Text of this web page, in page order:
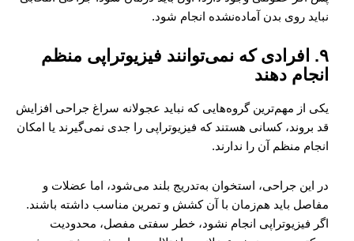
نباید روی بدن آماده‌نشده انجام شود.
۹. افرادی که نمی‌توانند فیزیوتراپی منظم
انجام دهند
یکی از مهم‌ترین گروه‌هایی که نباید عجولانه سراغ جراحی افزایش
قد بروند، کسانی هستند که فیزیوتراپی را جدی نمی‌گیرند یا امکان
انجام منظم آن را ندارند.
در این جراحی، استخوان به‌تدریج بلند می‌شود، اما عضلات و
مفاصل باید هم‌زمان با آن کشش و تمرین مناسب داشته باشند.
اگر فیزیوتراپی انجام نشود، خطر سفتی مفصل، محدودیت